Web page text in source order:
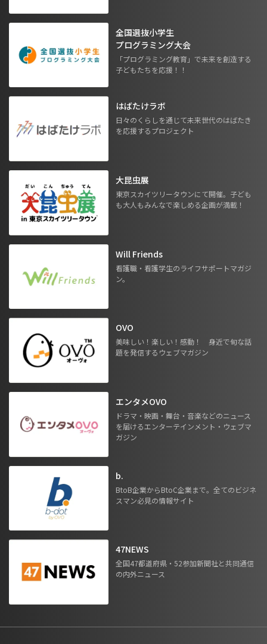
全国選抜小学生
プログラミング大会
「プログラミング教育」で未来を創造する
子どもたちを応援！！
はばたけラボ
日々のくらしを通じて未来世代のはばたき
を応援するプロジェクト
大昆虫展
東京スカイツリータウンにて開催。子ども
も大人もみんなで楽しめる企画が満載！
Will Friends
看護職・看護学生のライフサポートマガジ
ン。
OVO
美味しい！楽しい！感動！ 身近で旬な話
題を発信するウェブマガジン
エンタメOVO
ドラマ・映画・舞台・音楽などのニュース
を届けるエンターテインメント・ウェブマ
ガジン
b.
BtoB企業からBtoC企業まで。全てのビジネ
スマン必見の情報サイト
47NEWS
全国47都道府県・52参加新聞社と共同通信
の内外ニュース